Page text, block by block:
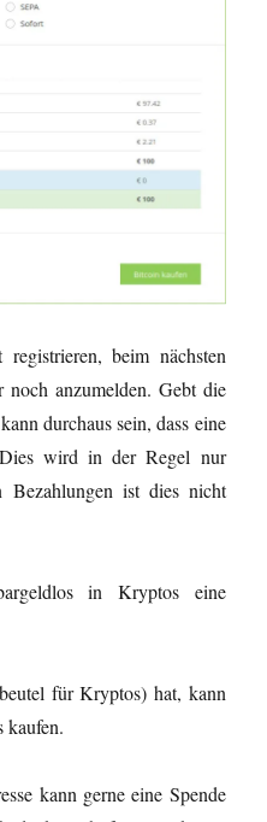
beim nächsten
anzumelden. Gebt die
durchaus sein, dass eine
wird in der Regel nur
Bezahlungen ist dies nicht
in Kryptos eine
für Kryptos) hat, kann
kaufen.
kann gerne eine Spende